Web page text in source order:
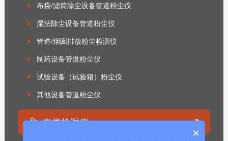
布袋/滤筒除尘设备管道粉尘仪
湿法除尘设备管道粉尘仪
管道/烟囱排放粉尘检测仪
制药设备管道粉尘仪
试验设备（试验箱）粉尘仪
其他设备管道粉尘仪
布袋检漏仪
×